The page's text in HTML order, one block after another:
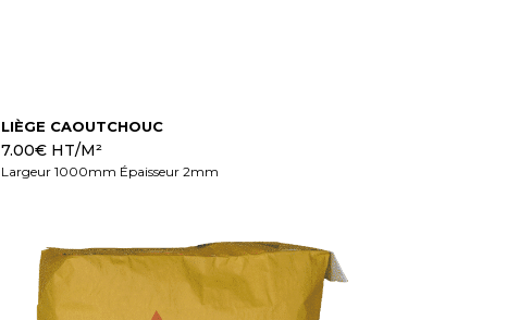
LIÈGE CAOUTCHOUC
7.00€HT/M²
Largeur 1000mm Épaisseur 2mm